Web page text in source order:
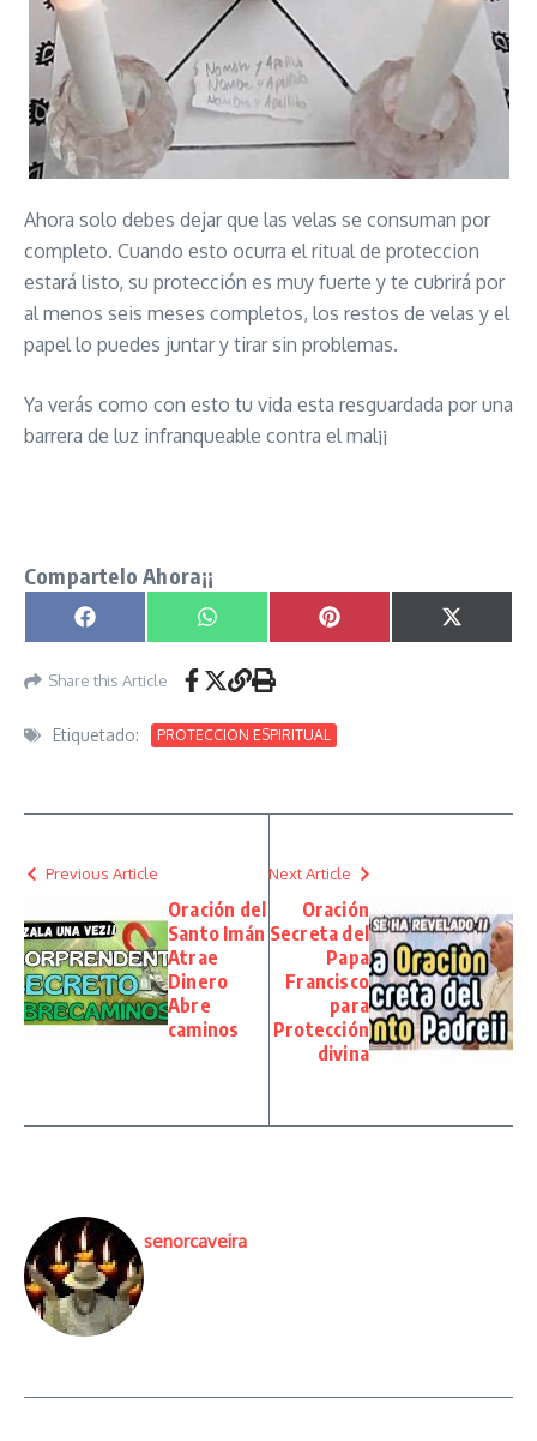
Ahora solo debes dejar que las velas se consuman por
completo. Cuando esto ocurra el ritual de proteccion
estará listo, su protección es muy fuerte y te cubrirá por
al menos seis meses completos, los restos de velas y el
papel lo puedes juntar y tirar sin problemas.
Ya verás como con esto tu vida esta resguardada por una
barrera de luz infranqueable contra el mal¡¡
Compartelo Ahora¡¡
Compartir en
Facebook Compartir en
WhatsApp Compartir en
Pinterest
X
(Twitter)
Share this Article
Etiquetado: PROTECCION ESPIRITUAL
Previous Article
Oración del
Santo Imán
Atrae
Dinero
Abre
caminos
Next Article
Oración
Secreta del
Papa
Francisco
para
Protección
divina
senorcaveira